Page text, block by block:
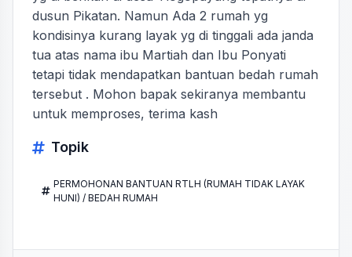
dusun Pikatan. Namun Ada 2 rumah yg
kondisinya kurang layak yg di tinggali ada janda
tua atas nama ibu Martiah dan Ibu Ponyati
tetapi tidak mendapatkan bantuan bedah rumah
tersebut . Mohon bapak sekiranya membantu
untuk memproses, terima kash
Topik
PERMOHONAN BANTUAN RTLH (RUMAH TIDAK LAYAK
HUNI) / BEDAH RUMAH